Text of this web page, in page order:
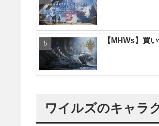
【MHWs】買
ワイルズのキャラ